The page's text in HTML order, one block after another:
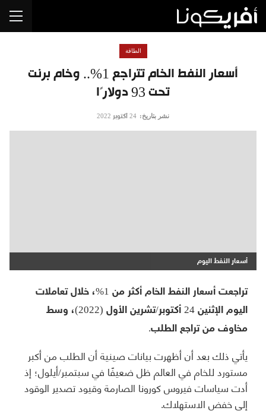
أسعار النفط الخام تتراجع 1%.. وخام برنت
تحت 93 دولارًا
الطاقة
نشر بتاريخ: 24 أكتوبر 2022
أسعار النفط اليوم
تراجعت أسعار النفط الخام أكثر من 1%، خلال تعاملات
اليوم الإثنين 24 أكتوبر/تشرين الأول (2022)، وسط
مخاوف من تراجع الطلب.
يأتي ذلك بعد أن أظهرت بيانات صينية أن الطلب من أكبر
مستورد للخام في العالم ظل ضعيفًا في سبتمبر/أيلول؛ إذ
أدت سياسات فيروس كورونا الصارمة وقيود تصدير الوقود
إلى خفض الاستهلاك.